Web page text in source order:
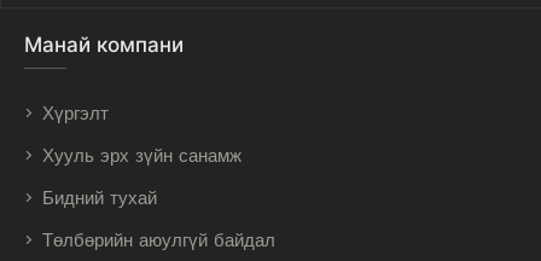
Манай компани
Хүргэлт
Хууль эрх зүйн санамж
Бидний тухай
Төлбөрийн аюулгүй байдал